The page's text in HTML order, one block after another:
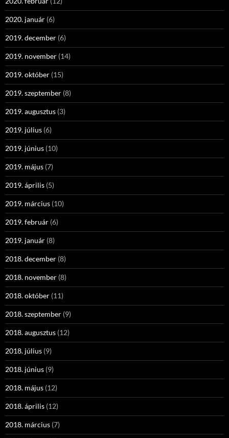
2020. január (6)
2019. december (6)
2019. november (14)
2019. október (15)
2019. szeptember (8)
2019. augusztus (3)
2019. július (6)
2019. június (10)
2019. május (7)
2019. április (5)
2019. március (10)
2019. február (6)
2019. január (8)
2018. december (8)
2018. november (8)
2018. október (11)
2018. szeptember (9)
2018. augusztus (12)
2018. július (9)
2018. június (9)
2018. május (12)
2018. április (12)
2018. március (7)